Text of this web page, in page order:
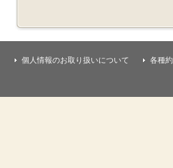
個人情報のお取り扱いについて 各種